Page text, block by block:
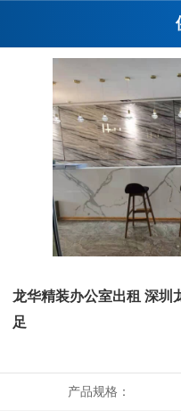
龙华精装办公室出租 深圳
足
产品规格：